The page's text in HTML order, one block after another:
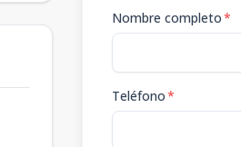
Nombre completo*
Teléfono*